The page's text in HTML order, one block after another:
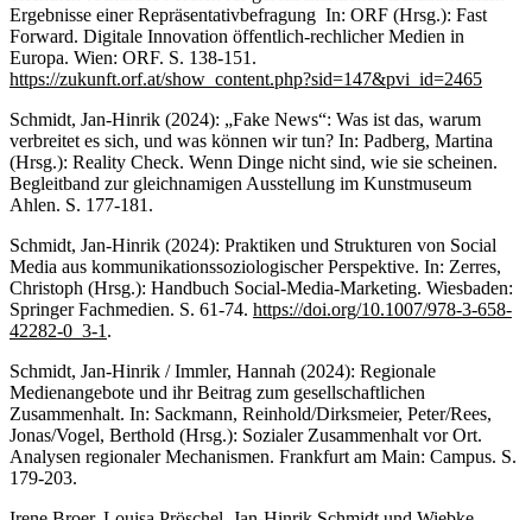
Ergebnisse einer Repräsentativbefragung In: ORF (Hrsg.): Fast
Forward. Digitale Innovation öffentlich-rechlicher Medien in
Europa. Wien: ORF. S. 138-151.
https://zukunft.orf.at/show_content.php?sid=147&pvi_id=2465
Schmidt, Jan-Hinrik (2024): „Fake News“: Was ist das, warum
verbreitet es sich, und was können wir tun? In: Padberg, Martina
(Hrsg.): Reality Check. Wenn Dinge nicht sind, wie sie scheinen.
Begleitband zur gleichnamigen Ausstellung im Kunstmuseum
Ahlen. S. 177-181.
Schmidt, Jan-Hinrik (2024): Praktiken und Strukturen von Social
Media aus kommunikationssoziologischer Perspektive. In: Zerres,
Christoph (Hrsg.): Handbuch Social-Media-Marketing. Wiesbaden:
Springer Fachmedien. S. 61-74. https://doi.org/10.1007/978-3-658-
42282-0_3-1 .
Schmidt, Jan-Hinrik / Immler, Hannah (2024): Regionale
Medienangebote und ihr Beitrag zum gesellschaftlichen
Zusammenhalt. In: Sackmann, Reinhold/Dirksmeier, Peter/Rees,
Jonas/Vogel, Berthold (Hrsg.): Sozialer Zusammenhalt vor Ort.
Analysen regionaler Mechanismen. Frankfurt am Main: Campus. S.
179-203.